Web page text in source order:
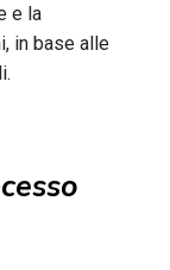
e la
in base alle